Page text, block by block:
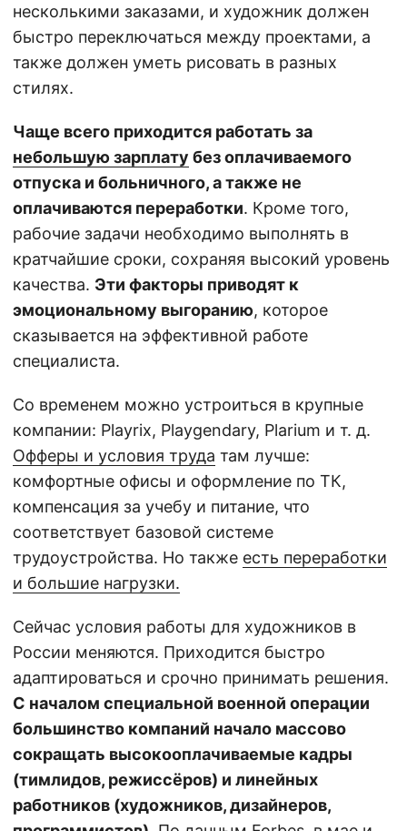
несколькими заказами, и художник должен
быстро переключаться между проектами, а
также должен уметь рисовать в разных
стилях.
Чаще всего приходится работать за
небольшую зарплату без оплачиваемого
отпуска и больничного, а также не
оплачиваются переработки. Кроме того,
рабочие задачи необходимо выполнять в
кратчайшие сроки, сохраняя высокий уровень
качества. Эти факторы приводят к
эмоциональному выгоранию, которое
сказывается на эффективной работе
специалиста.
Со временем можно устроиться в крупные
компании: Playrix, Playgendary, Plarium и т. д.
Офферы и условия труда там лучше:
комфортные офисы и оформление по ТК,
компенсация за учебу и питание, что
соответствует базовой системе
трудоустройства. Но также есть переработки
и большие нагрузки.
Сейчас условия работы для художников в
России меняются. Приходится быстро
адаптироваться и срочно принимать решения.
С началом специальной военной операции
большинство компаний начало массово
сокращать высокооплачиваемые кадры
(тимлидов, режиссёров) и линейных
работников (художников, дизайнеров,